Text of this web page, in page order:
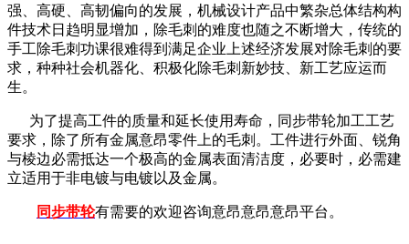
强、高硬、高韧偏向的发展，机械设计产品中繁杂总体结构构
件技术日趋明显增加，除毛刺的难度也随之不断增大，传统的
手工除毛刺功课很难得到满足企业上述经济发展对除毛刺的要
求，种种社会机器化、积极化除毛刺新妙技、新工艺应运而
生。
为了提高工件的质量和延长使用寿命，同步带轮加工工艺
要求，除了所有金属意昂零件上的毛刺。工件进行外面、锐角
与棱边必需抵达一个极高的金属表面清洁度，必要时，必需建
立适用于非电镀与电镀以及金属。
同步带轮有需要的欢迎咨询意昂意昂意昂平台。